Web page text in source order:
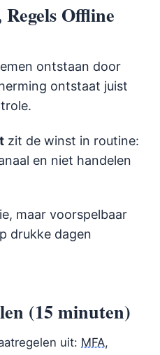
Offline
ontstaan door
ontstaat juist
zit de winst in routine:
en niet handelen
maar voorspelbaar
drukke dagen
(15 minuten)
uit: MFA,